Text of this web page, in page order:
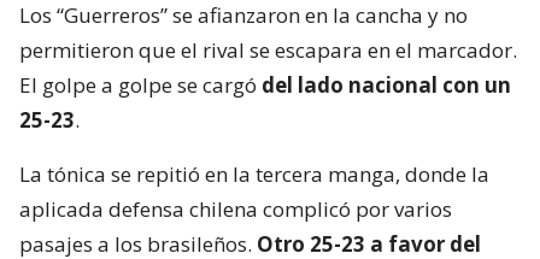
Los “Guerreros” se afianzaron en la cancha y no
permitieron que el rival se escapara en el marcador.
El golpe a golpe se cargó del lado nacional con un
25-23.
La tónica se repitió en la tercera manga, donde la
aplicada defensa chilena complicó por varios
pasajes a los brasileños. Otro 25-23 a favor del